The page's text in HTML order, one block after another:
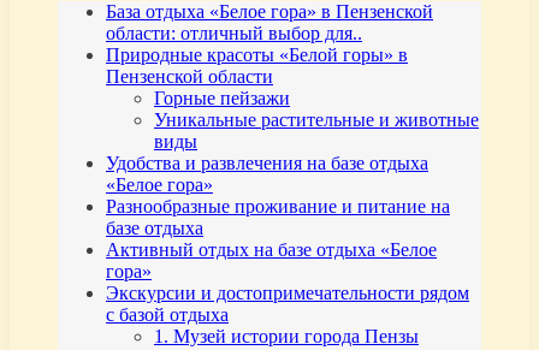
База отдыха «Белое гора» в Пензенской
области: отличный выбор для..
Природные красоты «Белой горы» в
Пензенской области
Горные пейзажи
Уникальные растительные и животные
виды
Удобства и развлечения на базе отдыха
«Белое гора»
Разнообразные проживание и питание на
базе отдыха
Активный отдых на базе отдыха «Белое
гора»
Экскурсии и достопримечательности рядом
с базой отдыха
1. Музей истории города Пензы